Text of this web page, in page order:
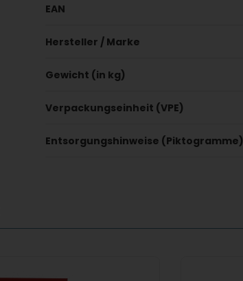
EAN
Hersteller / Marke
Gewicht (in kg)
Verpackungseinheit (VPE)
Entsorgungshinweise (Piktogramme)